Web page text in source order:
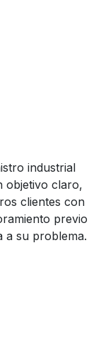
industrial
objetivo claro,
clientes con
previo
a su problema.